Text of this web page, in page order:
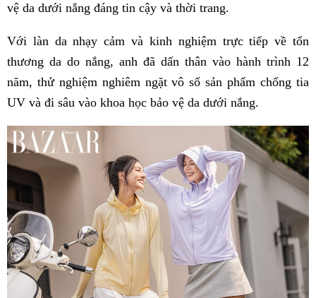
vệ da dưới nắng đáng tin cậy và thời trang.
Với làn da nhạy cảm và kinh nghiệm trực tiếp về tổn
thương da do nắng, anh đã dấn thân vào hành trình 12
năm, thử nghiệm nghiêm ngặt vô số sản phẩm chống tia
UV và đi sâu vào khoa học bảo vệ da dưới nắng.